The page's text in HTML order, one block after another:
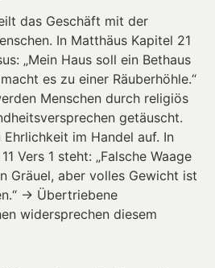
das Geschäft mit der
In Matthäus Kapitel 21
„Mein Haus soll ein Bethaus
es zu einer Räuberhöhle.“
Menschen durch religiös
getäuscht.
im Handel auf. In
Vers 1 steht: „Falsche Waage
Gräuel, aber volles Gewicht ist
→ Übertriebene
widersprechen diesem